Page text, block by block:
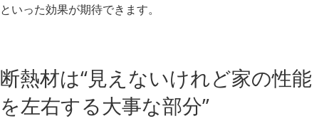
といった効果が期待できます。
断熱材は“見えないけれど家の性能
を左右する大事な部分”